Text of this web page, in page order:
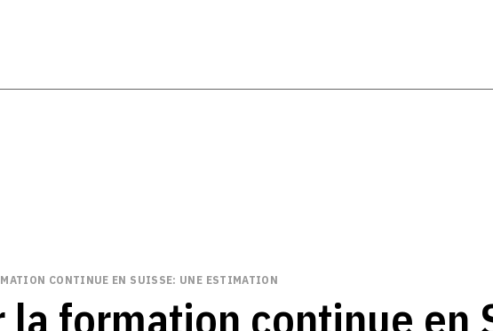
CONTINUE EN SUISSE: UNE ESTIMATION
la formation continue en